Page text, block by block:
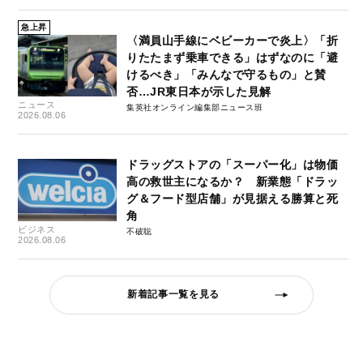
急上昇
ニュース
2026.08.06
〈満員山手線にベビーカーで炎上〉「折
りたたまず乗車できる」はずなのに「避
けるべき」「みんなで守るもの」と賛
否…JR東日本が示した見解
集英社オンライン編集部ニュース班
ビジネス
2026.08.06
ドラッグストアの「スーパー化」は物価
高の救世主になるか？ 新業態「ドラッ
グ＆フード型店舗」が見据える勝算と死
角
不破聡
新着記事一覧を見る